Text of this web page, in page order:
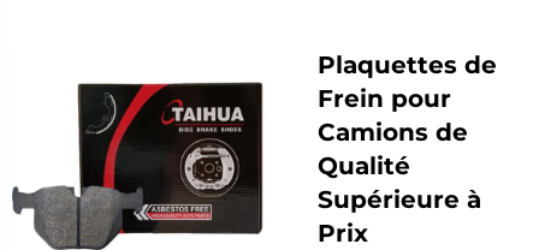
Plaquettes de
Frein pour
Camions de
Qualité
Supérieure à
Prix